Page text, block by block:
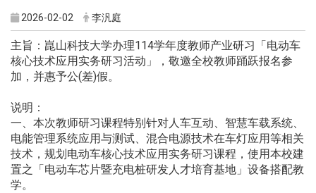
2026-02-02 李汎庭
主旨：崑山科技大学办理114学年度教师产业研习「电动车
核心技术应用实务研习活动」，敬邀全校教师踊跃报名参
加，并惠予公(差)假。
说明：
一、本次教师研习课程特别针对人车互动、智慧车载系统、
电能管理系统应用与测试、混合电源技术在车灯应用等相关
技术，规划电动车核心技术应用实务研习课程，使用本校建
置之「电动车芯片暨充电桩研发人才培育基地」设备搭配教
学。